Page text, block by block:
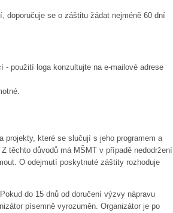
doporučuje se o záštitu žádat nejméně 60 dní
použití loga konzultujte na e-mailové adrese
projekty, které se slučují s jeho programem a
těchto důvodů má MŠMT v případě nedodržení
O odejmutí poskytnuté záštity rozhoduje
do 15 dnů od doručení výzvy nápravu
písemně vyrozuměn. Organizátor je po